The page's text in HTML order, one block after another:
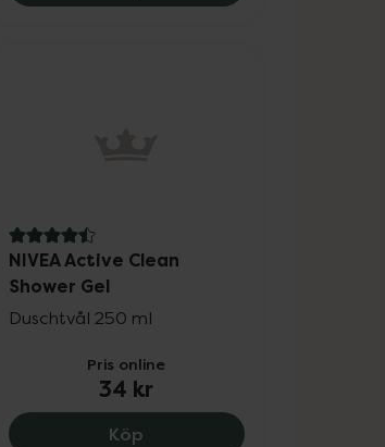
On, 41 kr.
4.5 av 5 i omdöme
NIVEA Active Clean
Shower Gel
Duschtvål 250 ml
Pris online
34 kr
Köp NIVEA Active Clean